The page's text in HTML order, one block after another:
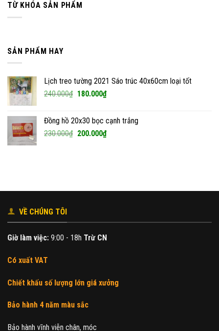
TỪ KHÓA SẢN PHẨM
SẢN PHẨM HAY
Lịch treo tường 2021 Sáo trúc 40x60cm loại tốt
240.000₫ Giá
240.000₫.
180.000₫Giá
là:
180.000₫.
Đồng hồ 20x30 bọc cạnh trắng
230.000₫ Giá
200.000₫Giá
VỀ CHÚNG TÔI
Giờ làm việc: 9:00 - 18h Trừ CN
Có xuất VAT
Chiết khấu số lượng lớn giá xưởng
Bảo hành 4 năm màu sắc
Bảo hành vĩnh viễn chân, móc